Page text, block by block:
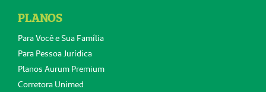
PLANOS
Para Você e Sua Família
Para Pessoa Jurídica
Planos Aurum Premium
Corretora Unimed